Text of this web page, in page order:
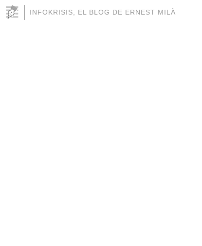
INFOKRISIS, EL BLOG DE ERNEST MILÀ